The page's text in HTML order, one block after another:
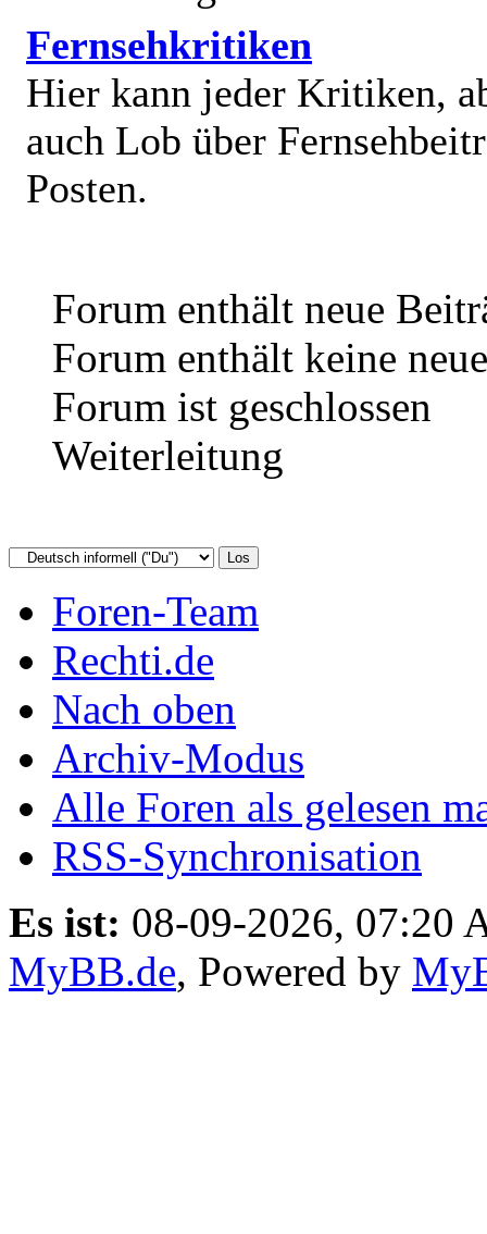
Fernsehkritiken
Hier kann jeder Kritiken,
auch Lob über
Posten.
Forum enthält neue
Forum enthält keine
Forum ist geschlossen
Weiterleitung
Foren-Team
Rechti.de
Nach oben
Archiv-Modus
Alle Foren als gelesen
RSS-Synchronisation
Es ist: 08-09-2026, 07:20
MyBB.de, Powered by